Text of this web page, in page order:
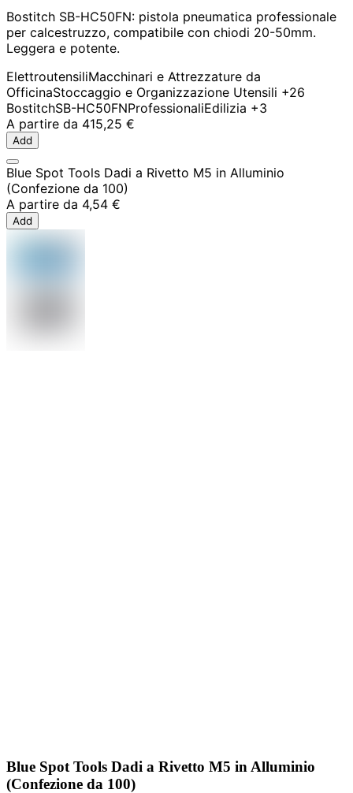
Bostitch SB-HC50FN: pistola pneumatica professionale
per calcestruzzo, compatibile con chiodi 20-50mm.
Leggera e potente.
ElettroutensiliMacchinari e Attrezzature da
OfficinaStoccaggio e Organizzazione Utensili +26
BostitchSB-HC50FNProfessionaliEdilizia +3
A partire da 415,25 €
Add
Blue Spot Tools Dadi a Rivetto M5 in Alluminio
(Confezione da 100)
A partire da 4,54 €
Add
Blue Spot Tools Dadi a Rivetto M5 in Alluminio
(Confezione da 100)